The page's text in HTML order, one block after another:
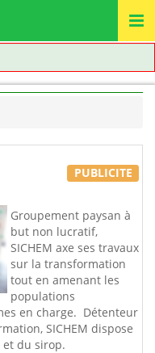
PUBLICITE
Groupement paysan à
but non lucratif,
SICHEM axe ses travaux
sur la transformation
tout en amenant les
populations
en charge. Détenteur
SICHEM dispose
et du sirop.